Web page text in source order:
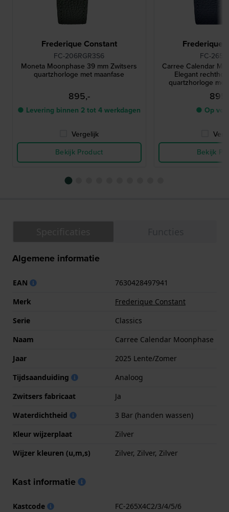
Frederique Constant
FC-206RGR3S6
Moneta Moonphase 39 mm Zwitsers
quartzhorloge met maanfase
895,-
● Levering binnen 2 tot 4 werkdagen
Vergelijk
Bekijk Product
Frederique
FC-
Carree Calendar
Elegant
quartzhorloge met
● Op
Bekijk
Algemene informatie
EAN
7630428497941
Merk
Frederique Constant
Serie
Classics
Naam
Carree Calendar Moonphase
Jaar
2025 Lente/Zomer
Tijdsaanduiding
Analoog
Zwitsers fabricaat
Ja
Waterdichtheid
3 Bar (handen wassen)
Kleur wijzerplaat
Zilver
Wijzer kleuren (u,m,s)
Zilver, Zilver, Zilver
Kast informatie
Kastcode
FC-265X4C2/3/4/5/6